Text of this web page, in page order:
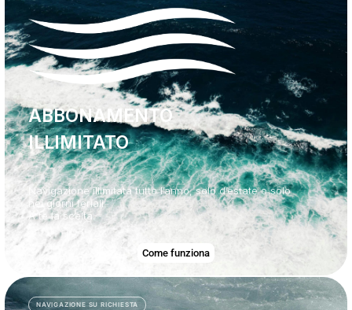
NAVIGAZIONE SU RICHIESTA
ABBONAMENTO
ILLIMITATO
Navigazione illimitata tutto l’anno, solo d’estate o solo
nei giorni feriali.
A te la scelta.
Come funziona